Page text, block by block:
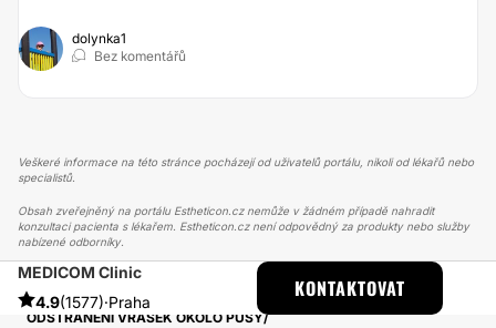
dolynka1
Bez komentářů
Veškeré informace na této stránce pocházejí od uživatelů portálu, nikoli od lékařů nebo
specialistů.
Obsah zveřejněný na portálu Estheticon.cz nemůže v žádném případě nahradit
konzultaci pacienta s lékařem. Estheticon.cz není odpovědný za produkty nebo služby
nabízené odborníky.
MEDICOM Clinic
4.9(1577)·Praha
KONTAKTOVAT
ESTHETICON
PŘÍBĚHY
PŘÍBĚHY TÝKAJÍCÍ SE ZÁKROKU MICRONEEDLING
ODSTRANĚNÍ VRÁSEK OKOLO PUSY